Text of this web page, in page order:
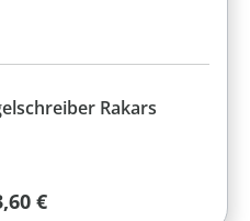
Rakars
Preis:
€